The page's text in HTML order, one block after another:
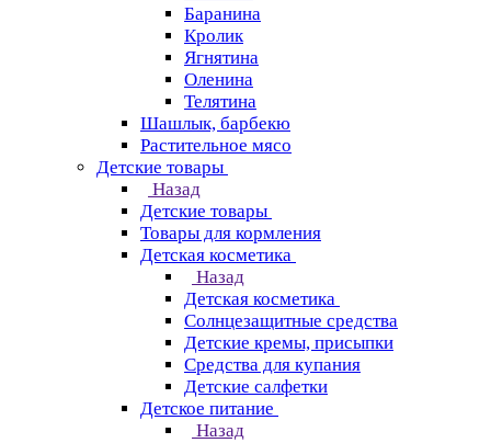
Баранина
Кролик
Ягнятина
Оленина
Телятина
Шашлык, барбекю
Растительное мясо
Детские товары
Назад
Детские товары
Товары для кормления
Детская косметика
Назад
Детская косметика
Солнцезащитные средства
Детские кремы, присыпки
Средства для купания
Детские салфетки
Детское питание
Назад